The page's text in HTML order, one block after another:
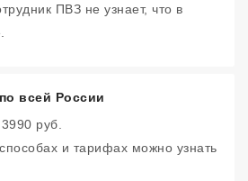
ПВЗ не узнает, что в
всей России
руб.
и тарифах можно узнать